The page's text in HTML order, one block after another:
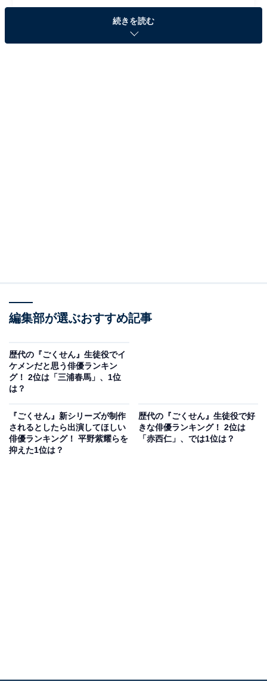
活動していた松本さんが演じた沢田慎は、普段はクール
でありながら、大切な仲間がピンチのときは駆けつける
と、非の打ちどころのないキャラクター。さらに、メッ
シュが入った長めの黒髪に学ランを着た松本さんの姿は
多くのファンを魅了しました。
回答者からは、「まっすぐで男らしくて仲間思いなイメ
ージが強く惹かれた」（30代女性／東京都）、「不良な
続きを読む
編集部が選ぶおすすめ記事
歴代の『ごくせん』生徒役でイ
ケメンだと思う俳優ランキン
グ！ 2位は「三浦春馬」、1位
は？
『ごくせん』新シリーズが制作
されるとしたら出演してほしい
俳優ランキング！ 平野紫耀らを
抑えた1位は？
歴代の『ごくせん』生徒役で好
きな俳優ランキング！ 2位は
「赤西仁」、では1位は？